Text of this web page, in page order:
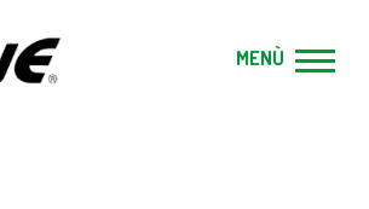
MENÙ
PADEL/BEACH TENNIS
| Sport
UNDER-GRIP PADEL/BEACH